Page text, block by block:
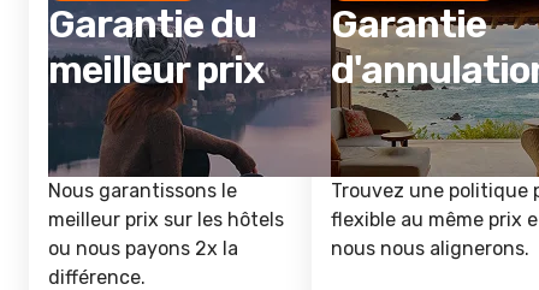
Garantie du
meilleur prix
Nous garantissons le
meilleur prix sur les hôtels
ou nous payons 2x la
différence.
Garantie
Trouvez une politique
flexible au même prix
nous nous alignerons.